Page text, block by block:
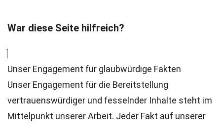
War diese Seite hilfreich?
Unser Engagement für glaubwürdige Fakten
Unser Engagement für die Bereitstellung
vertrauenswürdiger und fesselnder Inhalte steht im
Mittelpunkt unserer Arbeit. Jeder Fakt auf unserer